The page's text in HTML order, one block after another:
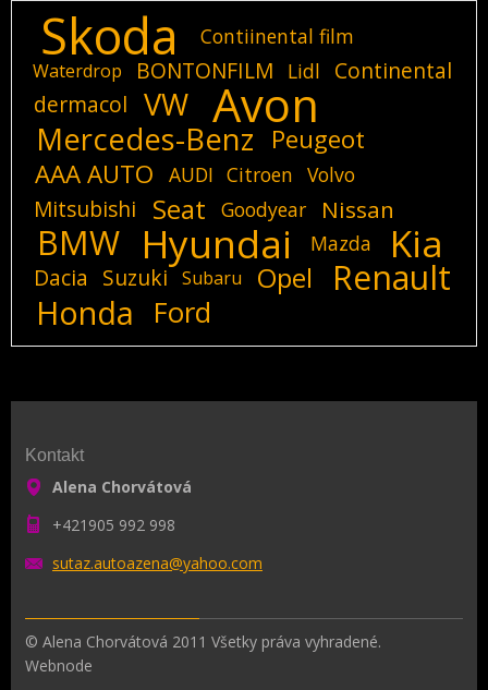
Skoda Contiinental film
Waterdrop BONTONFILM Lidl
Continental
dermacol
VW Avon
Mercedes-Benz
Peugeot
AAA AUTO
AUDI Citroen Volvo
Mitsubishi Seat Goodyear Nissan
BMW Hyundai Mazda Kia
Dacia Suzuki Subaru Opel Renault
Honda Ford
Kontakt
Alena Chorvátová
+421905 992 998
sutaz.autoazena@yahoo.com
© Alena Chorvátová 2011 Všetky práva vyhradené.
Webnode